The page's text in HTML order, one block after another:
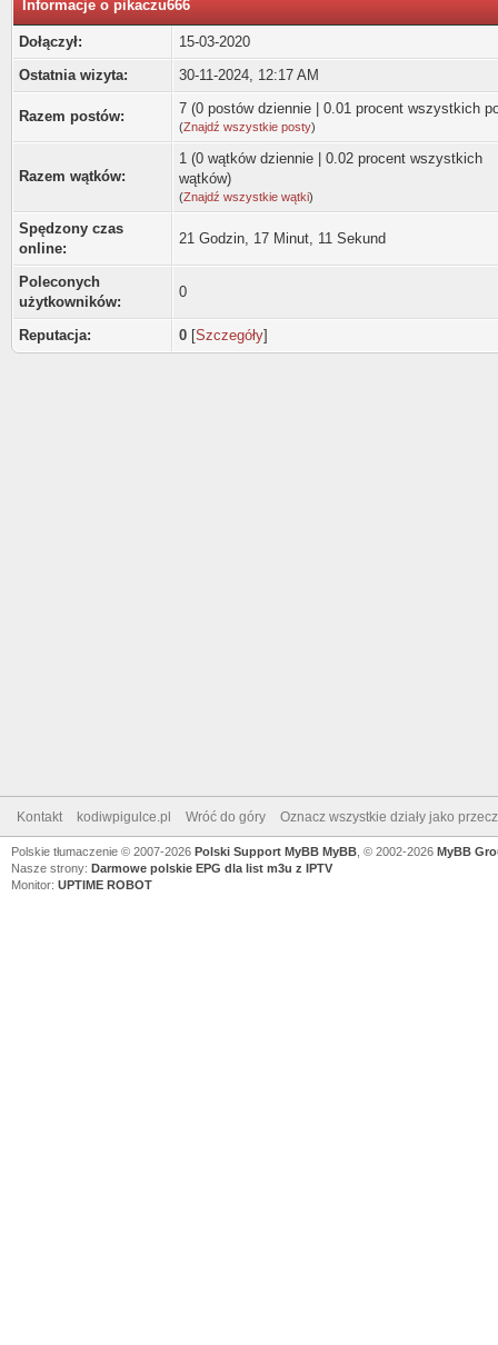
Informacje o pikaczu666
Dołączył:
15-03-2020
Ostatnia wizyta:
30-11-2024, 12:17 AM
Razem postów: 7 (0 postów dziennie | 0.01 procent wszystkich
(Znajdź wszystkie posty)
Razem wątków:
1 (0 wątków dziennie | 0.02 procent wszystkich
wątków)
(Znajdź wszystkie wątki)
Spędzony czas
online:
21 Godzin, 17 Minut, 11 Sekund
Poleconych
użytkowników:
0
Reputacja: 0 [Szczegóły]
Kontakt kodiwpigulce.pl Wróć do góry Oznacz wszystkie działy jako
Polskie tłumaczenie © 2007-2026 Polski Support MyBB MyBB , © 2002-2026 MyBB
Nasze strony: Darmowe polskie EPG dla list m3u z IPTV
Monitor: UPTIME ROBOT